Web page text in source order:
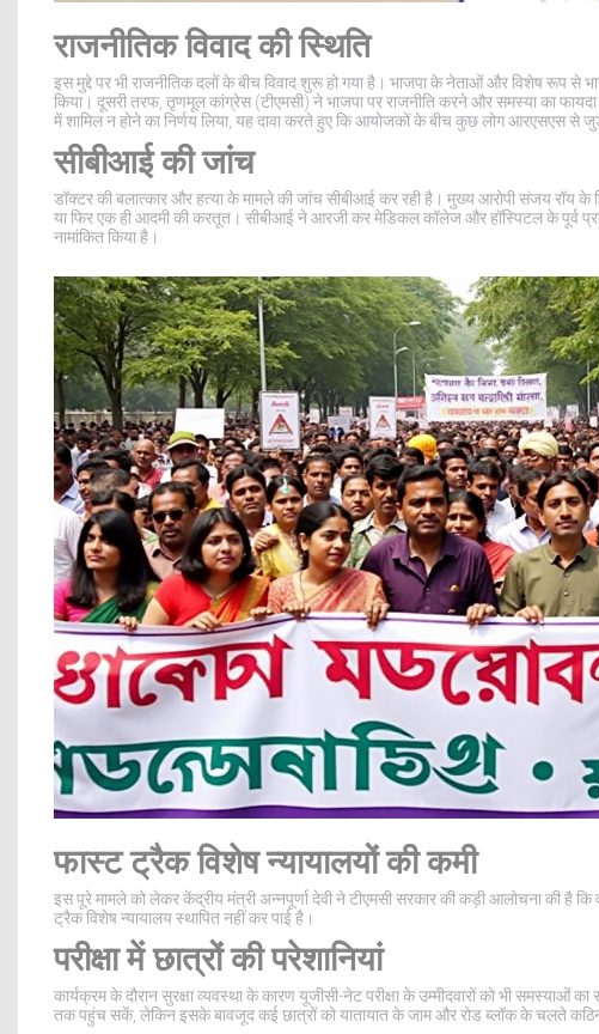
राजनीतिक विवाद की स्थिति
इस मुद्दे पर भी राजनीतिक दलों के बीच विवाद शुरू हो गया है। भाजपा के नेताओं और विशेष रूप से
किया। दूसरी तरफ, तृणमूल कांग्रेस (टीएमसी) ने भाजपा पर राजनीति करने और समस्या का
में शामिल न होने का निर्णय लिया, यह दावा करते हुए कि आयोजकों के बीच कुछ लोग आरएसएस से
सीबीआई की जांच
डॉक्टर की बलात्कार और हत्या के मामले की जांच सीबीआई कर रही है। मुख्य आरोपी संजय रॉय
या फिर एक ही आदमी की करतूत। सीबीआई ने आरजी कर मेडिकल कॉलेज और हॉस्पिटल के पूर्व
नामांकित किया है।
फास्ट ट्रैक विशेष न्यायालयों की कमी
इस पूरे मामले को लेकर केंद्रीय मंत्री अन्नपूर्णा देवी ने टीएमसी सरकार की कड़ी आलोचना की है
ट्रैक विशेष न्यायालय स्थापित नहीं कर पाई है।
परीक्षा में छात्रों की परेशानियां
कार्यक्रम के दौरान सुरक्षा व्यवस्था के कारण यूजीसी-नेट परीक्षा के उम्मीदवारों को भी समस्याओं
तक पहुंच सकें, लेकिन इसके बावजूद कई छात्रों को यातायात के जाम और रोड ब्लॉक के चलते